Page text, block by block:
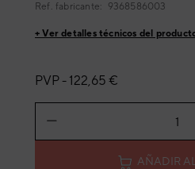
Ref. fabricante: 9368586003
+ Ver detalles técnicos del
PVP - 122,65 €
AÑADIR